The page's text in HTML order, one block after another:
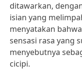
ditawarkan,
isian yang
menyatakan
sensasi rasa yang
menyebutnya
cicipi.